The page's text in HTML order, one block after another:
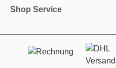
Shop Service